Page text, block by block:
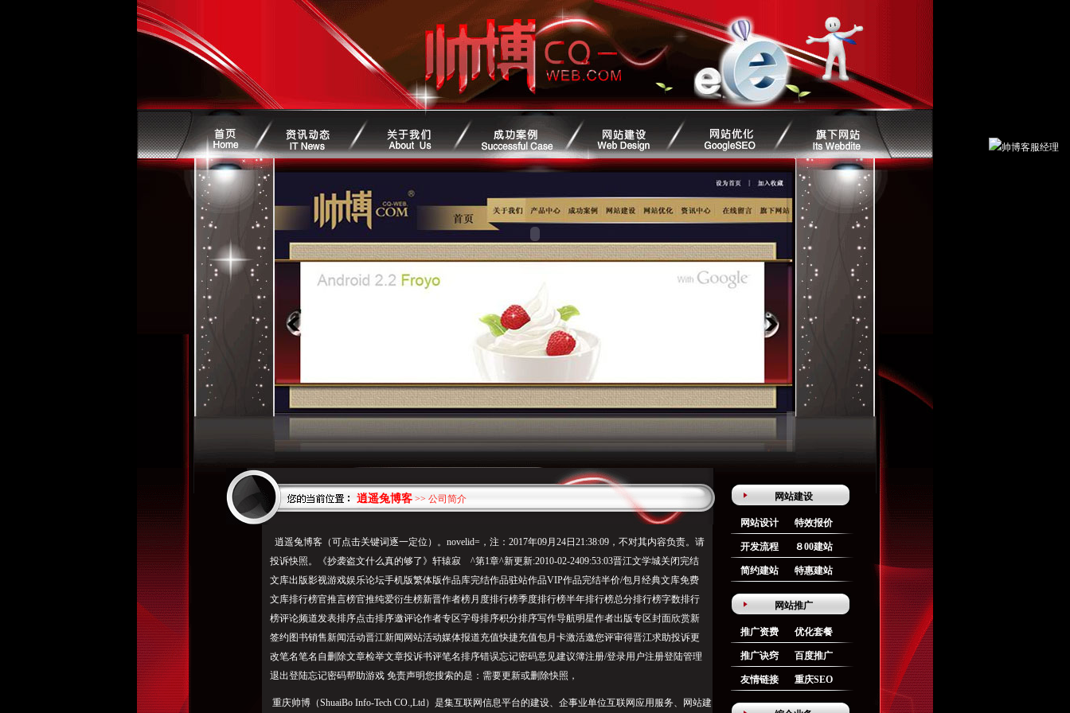
逍遥兔博客 >> 公司简介
逍遥兔博客（可点击关键词逐一定位）。novelid=，注：2017年09月24日21:38:09，不对其内容负责。请
投诉快照。《抄袭盗文什么真的够了》轩辕寂 ^第1章^新更新:2010-02-2409:53:03晋江文学城关闭完结
文库出版影视游戏娱乐论坛手机版繁体版作品库完结作品驻站作品VIP作品完结半价/包月经典文库免费
文库排行榜官推言榜官推纯爱衍生榜新晋作者榜月度排行榜季度排行榜半年排行榜总分排行榜字数排行
榜评论频道发表排序点击排序邀评论作者专区字母排序积分排序写作导航明星作者出版专区封面欣赏新
签约图书销售新闻活动晋江新闻网站活动媒体报道充值快捷充值包月卡激活邀您评审得晋江求助投诉更
改笔名笔名自删除文章检举文章投诉书评笔名排序错误忘记密码意见建议簿注册/登录用户注册登陆管理
退出登陆忘记密码帮助游戏 免责声明您搜索的是：需要更新或删除快照，
重庆帅博（ShuaiBo Info-Tech CO.,Ltd）是集互联网信息平台的建设、企事业单位互联网应用服务、网站建
网站建设
网站设计 特效报价
开发流程 ８00建站
简约建站 特惠建站
网站推广
推广资费 优化套餐
推广诀窍 百度推广
友情链接 重庆SEO